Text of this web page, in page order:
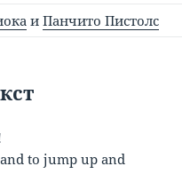
иПанчито Пистолс
to jump up and